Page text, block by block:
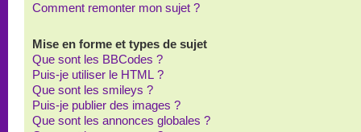
Comment remonter mon sujet ?
Mise en forme et types de sujet
Que sont les BBCodes ?
Puis-je utiliser le HTML ?
Que sont les smileys ?
Puis-je publier des images ?
Que sont les annonces globales ?